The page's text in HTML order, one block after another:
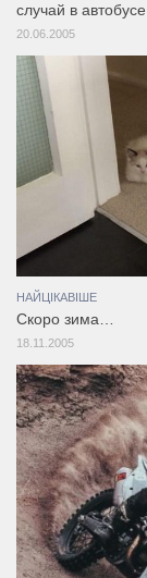
случай в
20.06.2005
НАЙЦІКАВІШЕ
Скоро зима…
18.11.2005